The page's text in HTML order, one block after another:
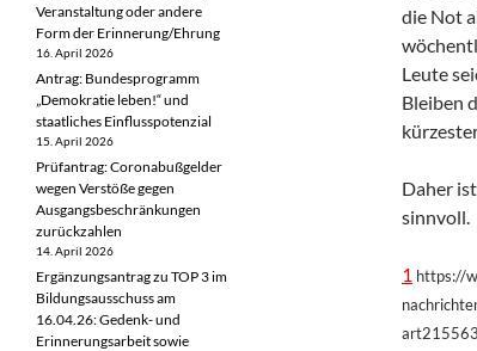
die Not
Leute
Bleiben
Daher
sinnvoll.
1 https://
Veranstaltung oder andere
Form der Erinnerung/Ehrung
16. April 2026
Antrag: Bundesprogramm
„Demokratie leben!“ und
staatliches Einflusspotenzial
15. April 2026
Prüfantrag: Coronabußgelder
wegen Verstöße gegen
Ausgangsbeschränkungen
zurückzahlen
14. April 2026
Ergänzungsantrag zu TOP 3 im
Bildungsausschuss am
16.04.26: Gedenk- und
Erinnerungsarbeit sowie